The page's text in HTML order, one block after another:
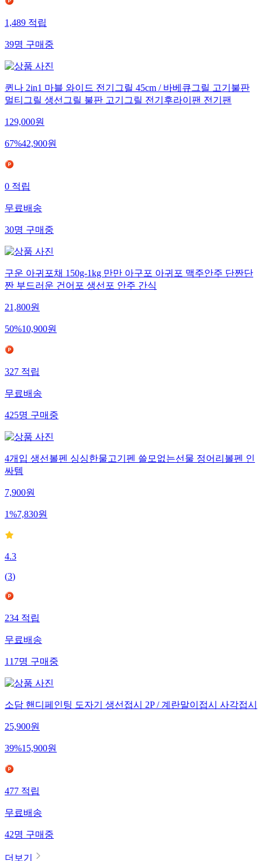
1,489적립
39명구매중
퀸나 2in1 마블 와이드 전기그릴 45cm / 바베큐그릴 고기불판
멀티그릴 생선그릴 불판 고기그릴 전기후라이팬 전기팬
129,000원
67%42,900원
0적립
무료배송
30명구매중
구운 아귀포채 150g-1kg 만만 아구포 아귀포 맥주안주 단짠단
짠 부드러운 건어포 생선포 안주 간식
21,800원
50%10,900원
327적립
무료배송
425명구매중
4개입 생선볼펜 싱싱한물고기펜 쓸모없는선물 정어리볼펜 인
싸템
7,900원
1%7,830원
4.3
(3)
234적립
무료배송
117명구매중
소담 핸디페인팅 도자기 생선접시 2P / 계란말이접시 사각접시
25,900원
39%15,900원
477적립
무료배송
42명구매중